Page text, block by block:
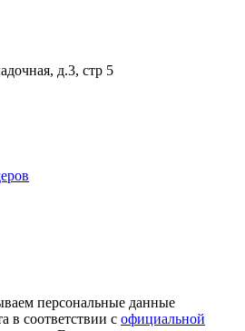
д.3, стр 5
персональные данные
в соответствии с официальной